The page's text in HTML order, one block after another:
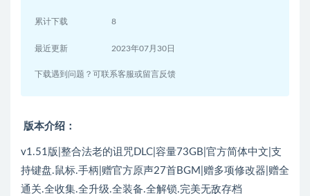
累计下载 8
最近更新 2023年07月30日
下载遇到问题？可联系客服或留言反馈
版本介绍：
v1.51版|整合法老的诅咒DLC|容量73GB|官方简体中文|支
持键盘.鼠标.手柄|赠官方原声27首BGM|赠多项修改器|赠全
通关.全收集.全升级.全装备.全解锁.完美无敌存档